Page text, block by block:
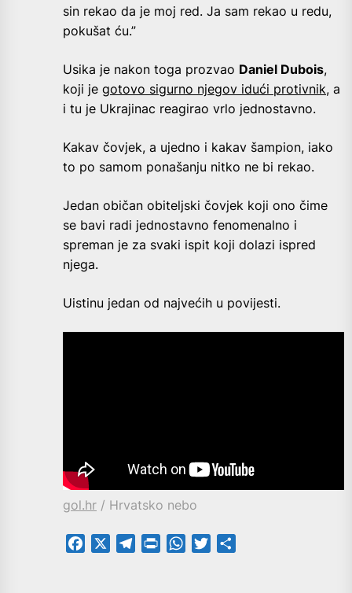
sin rekao da je moj red. Ja sam rekao u redu,
pokušat ću.”
Usika je nakon toga prozvao Daniel Dubois,
koji je gotovo sigurno njegov idući protivnik, a
i tu je Ukrajinac reagirao vrlo jednostavno.
Kakav čovjek, a ujedno i kakav šampion, iako
to po samom ponašanju nitko ne bi rekao.
Jedan običan obiteljski čovjek koji ono čime
se bavi radi jednostavno fenomenalno i
spreman je za svaki ispit koji dolazi ispred
njega.
Uistinu jedan od najvećih u povijesti.
gol.hr / Hrvatsko nebo
Facebook TelegramPrintFriendly
WhatsApp
Twitter